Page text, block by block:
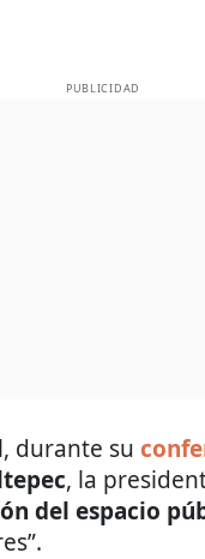
PUBLICIDAD
durante su
, la
del espacio